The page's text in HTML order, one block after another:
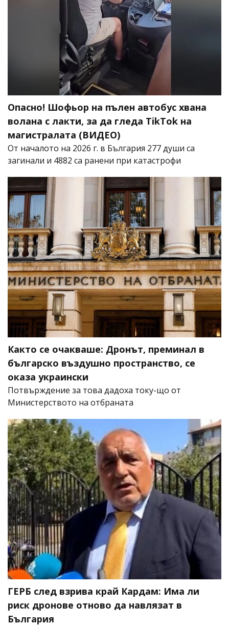
Опасно! Шофьор на пълен автобус хвана
волана с лакти, за да гледа TikTok на
магистралата (ВИДЕО)
От началото на 2026 г. в България 277 души са
загинали и 4882 са ранени при катастрофи
Както се очакваше: Дронът, преминал в
българско въздушно пространство, се
оказа украински
Потвърждение за това дадоха току-що от
Министерството на отбраната
ГЕРБ след взрива край Кардам: Има ли
риск дронове отново да навлязат в
България